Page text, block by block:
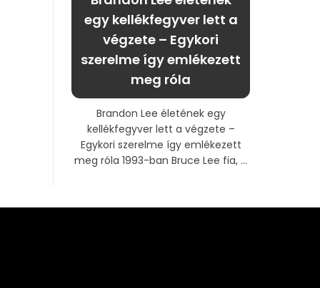
egy kellékfegyver lett a
végzete – Egykori
szerelme így emlékezett
meg róla
Brandon Lee életének egy
kellékfegyver lett a végzete –
Egykori szerelme így emlékezett
meg róla 1993-ban Bruce Lee fia, ...